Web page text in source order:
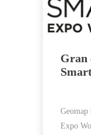
Gran
Expo